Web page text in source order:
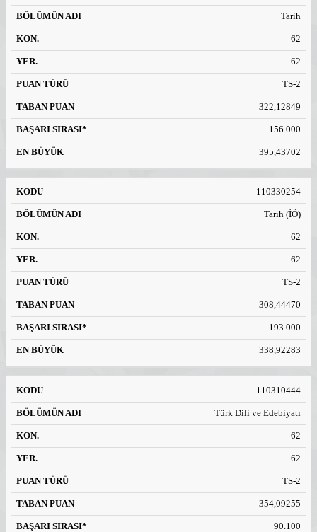
Tarih
62
62
TS-2
322,12849
156.000
395,43702
110330254
Tarih (İÖ)
62
62
TS-2
308,44470
193.000
338,92283
110310444
Türk Dili ve Edebiyatı
62
62
TS-2
354,09255
90.100